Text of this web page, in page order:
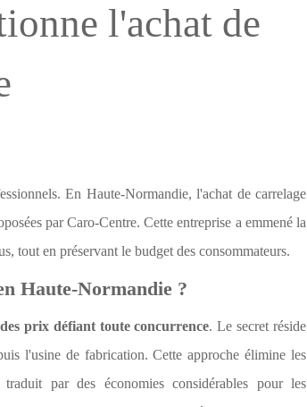
l'achat de
En Haute-Normandie, l'achat de carrelage
par Caro-Centre. Cette entreprise a emmené la
tout en préservant le budget des consommateurs.
Haute-Normandie ?
prix défiant toute concurrence. Le secret réside
l'usine de fabrication. Cette approche élimine les
par des économies considérables pour les